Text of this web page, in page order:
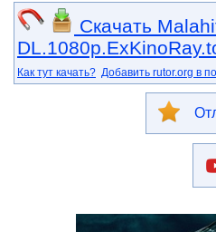
Скачать
Как тут качать? Добавить rutor.org в